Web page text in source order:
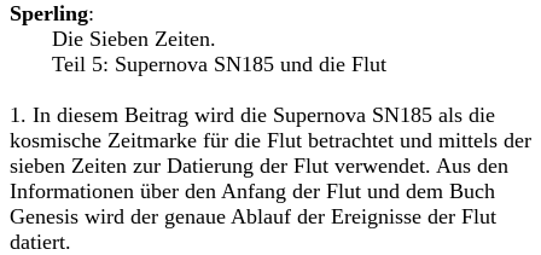
Sperling:
Die Sieben Zeiten.
Teil 5: Supernova SN185 und die Flut
1. In diesem Beitrag wird die Supernova SN185 als die
kosmische Zeitmarke für die Flut betrachtet und mittels der
sieben Zeiten zur Datierung der Flut verwendet. Aus den
Informationen über den Anfang der Flut und dem Buch
Genesis wird der genaue Ablauf der Ereignisse der Flut
datiert.